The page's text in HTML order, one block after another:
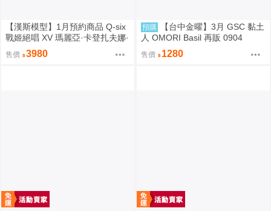
【漢斯模型】1月預約商品 Q-six
戰姬絕唱 XV 瑪麗亞·卡登扎夫娜·
伊芙 通常版 油光版 1/7 PVC
售價 3980
預購
【台中金曜】3月 GSC 黏土
人 OMORI Basil 再販 0904
售價 1280